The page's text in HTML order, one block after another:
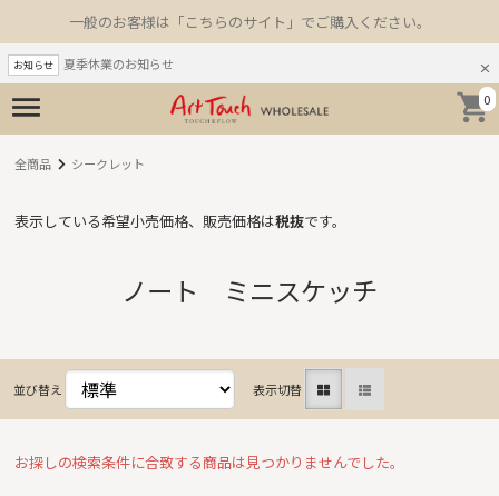
一般のお客様は「こちらのサイト」でご購入ください。
お知らせ
夏季休業のお知らせ
0
全商品 シークレット
表示している希望小売価格、販売価格は税抜です。
ノート ミニスケッチ
並び替え 表示切替
お探しの検索条件に合致する商品は見つかりませんでした。